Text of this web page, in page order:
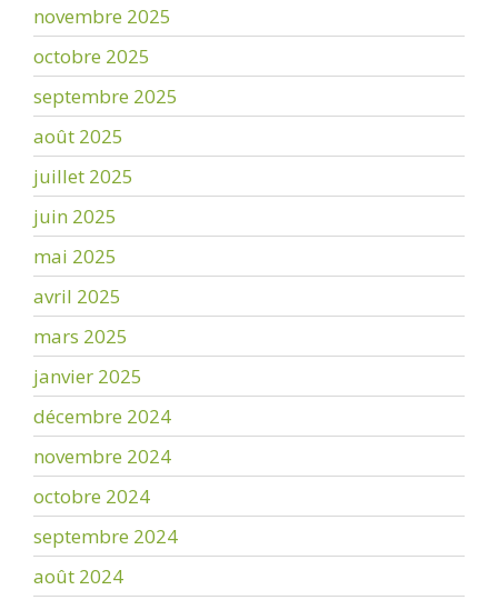
novembre 2025
octobre 2025
septembre 2025
août 2025
juillet 2025
juin 2025
mai 2025
avril 2025
mars 2025
janvier 2025
décembre 2024
novembre 2024
octobre 2024
septembre 2024
août 2024